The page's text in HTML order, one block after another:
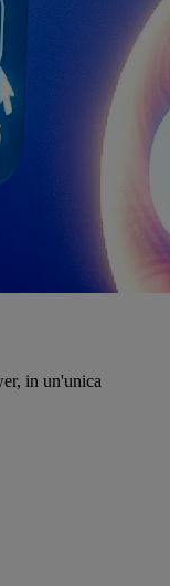
in un'unica